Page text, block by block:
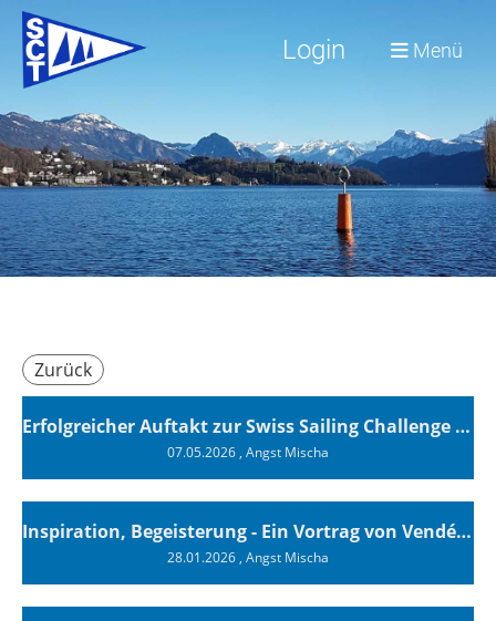
Login Menü
Zurück
Erfolgreicher Auftakt zur Swiss Sailing Challenge League 2026
07.05.2026, Angst Mischa
Inspiration, Begeisterung - Ein Vortrag von Vendée-Globe-Finisher Oliver Heer
28.01.2026, Angst Mischa